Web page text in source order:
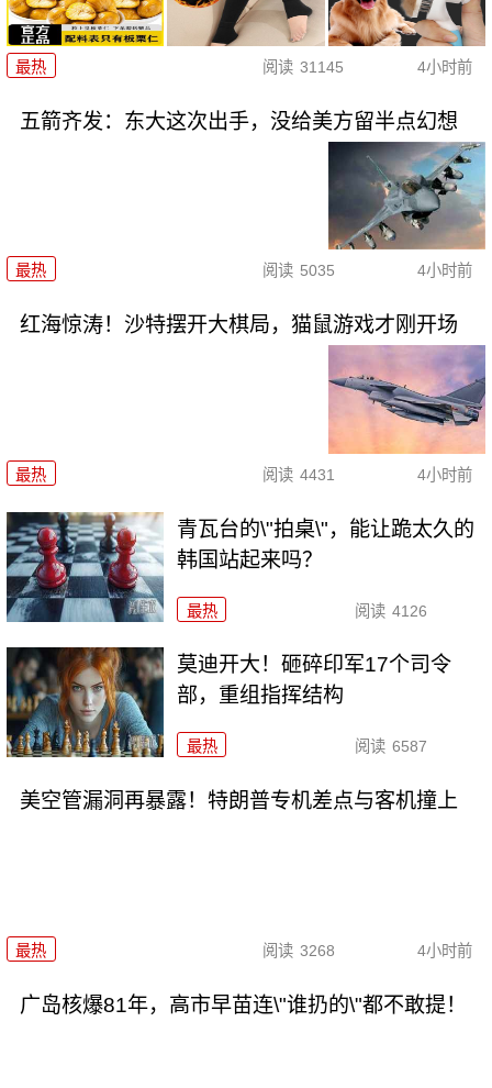
最热 阅读 31145 4小时前
五箭齐发：东大这次出手，没给美方留半点幻想
最热 阅读 5035 4小时前
红海惊涛！沙特摆开大棋局，猫鼠游戏才刚开场
最热 阅读 4431 4小时前
青瓦台的\"拍桌\"，能让跪太久的
韩国站起来吗？
最热 阅读 4126
莫迪开大！砸碎印军17个司令
部，重组指挥结构
最热 阅读 6587
美空管漏洞再暴露！特朗普专机差点与客机撞上
最热 阅读 3268 4小时前
广岛核爆81年，高市早苗连\"谁扔的\"都不敢提！